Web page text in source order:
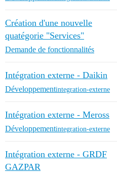
Création d'une nouvelle
quatégorie "Services"
Demande de fonctionnalités
Intégration externe - Daikin
Développementintegration-externe
Intégration externe - Meross
Développementintegration-externe
Intégration externe - GRDF
GAZPAR